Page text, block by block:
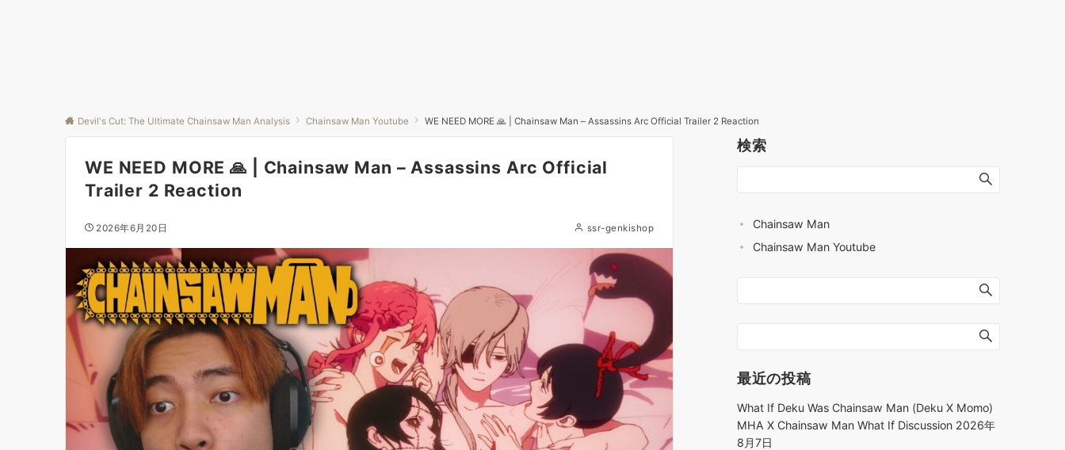
Devil's Cut: The Ultimate Chainsaw Man Analysis Chainsaw Man Youtube WE NEED MORE 🙏 | Chainsaw Man – Assassins Arc Official Trailer 2 Reaction
WE NEED MORE 🙏 | Chainsaw Man – Assassins Arc Official
Trailer 2 Reaction
2026年6月20日 ssr-genkishop
検索
Chainsaw Man
Chainsaw Man Youtube
最近の投稿
What If Deku Was Chainsaw Man (Deku X Momo)
MHA X Chainsaw Man What If Discussion 2026年
8月7日